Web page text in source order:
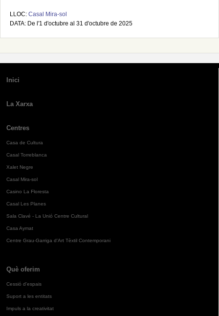
LLOC: Casal Mira-sol
DATA: De l'1 d'octubre al 31 d'octubre de 2025
Inici
La Xarxa
Centres
Casa de Cultura
Casal Torreblanca
Xalet Negre
Casal Mira-sol
Casino La Floresta
Casal Les Planes
Sala Clavé - La Unió Centre Cultural
Casa Aymat
Centre Grau-Garriga d'Art Tèxtil Contemporani
Què oferim
Cessió d'espais
Suport a les entitats
Impuls a la creativitat